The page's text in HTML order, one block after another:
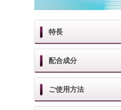
特長
配合成分
ご使用方法